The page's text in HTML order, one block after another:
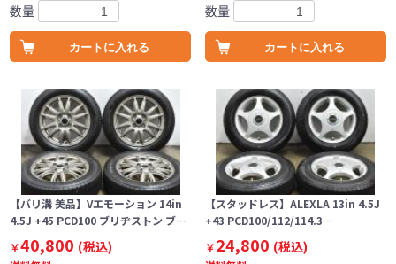
数量
カートに入れる
数量
カートに入れる
【バリ溝 美品】Vエモーション 14in
4.5J +45 PCD100 ブリヂストン ブ…
￥40,800 (税込)
【スタッドレス】ALEXLA 13in 4.5J
+43 PCD100/112/114.3…
￥24,800 (税込)